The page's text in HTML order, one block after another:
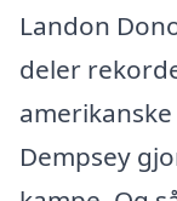
Landon
deler
Dempsey